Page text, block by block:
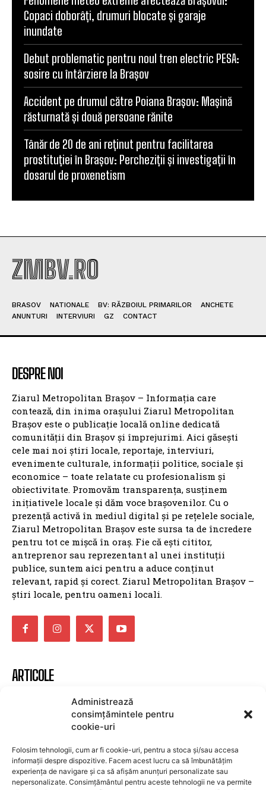
Administrează
consimțămintele pentru
cookie-uri
Folosim tehnologii, cum ar fi cookie-uri, pentru a stoca și/sau accesa
informații despre dispozitive. Facem acest lucru ca să îmbunătățim
experiența de navigare și ca să afișăm anunțuri personalizate sau
nepersonalizate. Consimțământul pentru aceste tehnologii ne va permite
Copaci doborâți, drumuri blocate și garaje
inundate
Debut problematic pentru noul tren electric PESA:
sosire cu întârziere la Brașov
Accident pe drumul către Poiana Brașov: Mașină
răsturnată și două persoane rănite
Tânăr de 20 de ani reținut pentru facilitarea
prostituției în Brașov: Percheziții și investigații în
dosarul de proxenetism
ZMBV.RO
BRASOV NATIONALE BV: RĂZBOIUL PRIMARILOR
ANCHETE
ANUNTURI
INTERVIURI GZ CONTACT
DESPRE NOI
Ziarul Metropolitan Brașov – Informația care
contează, din inima orașului Ziarul Metropolitan
Brașov este o publicație locală online dedicată
comunității din Brașov și împrejurimi. Aici găsești
cele mai noi știri locale, reportaje, interviuri,
evenimente culturale, informații politice, sociale și
economice – toate relatate cu profesionalism și
obiectivitate. Promovăm transparența, susținem
inițiativele locale și dăm voce brașovenilor. Cu o
prezență activă în mediul digital și pe rețelele sociale,
Ziarul Metropolitan Brașov este sursa ta de încredere
pentru tot ce mișcă în oraș. Fie că ești cititor,
antreprenor sau reprezentant al unei instituții
publice, suntem aici pentru a aduce conținut
relevant, rapid și corect. Ziarul Metropolitan Brașov –
știri locale, pentru oameni locali.
ARTICOLE
Furtunile puternice lovesc Brașovul: copaci
prăbușiți și garaje inundate
Fenomene meteo extreme afectează Brașovul:
Copaci doborâți, drumuri blocate și garaje
inundate